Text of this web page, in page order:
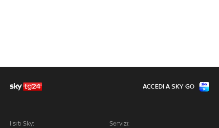
I siti Sky: Servizi:
ACCEDI A SKY GO